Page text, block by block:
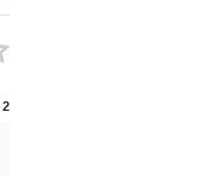
2